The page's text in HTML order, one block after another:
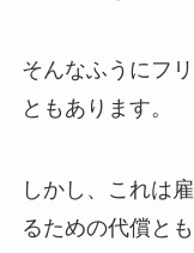
そんなふうにフ
ともあります。
しかし、これは
るための代償と